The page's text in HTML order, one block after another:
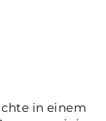
in einem